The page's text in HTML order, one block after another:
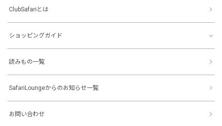
ClubSafariとは
ショッピングガイド
読みもの一覧
SafariLoungeからのお知らせ一覧
お問い合わせ